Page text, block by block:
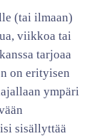
(tai ilmaan)
viikkoa tai
tarjoaa
on erityisen
ympäri
sisällyttää